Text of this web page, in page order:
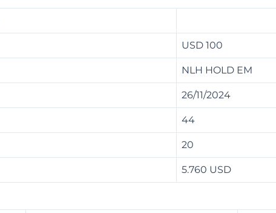
USD 100
NLH HOLD EM
26/11/2024
44
20
5.760 USD